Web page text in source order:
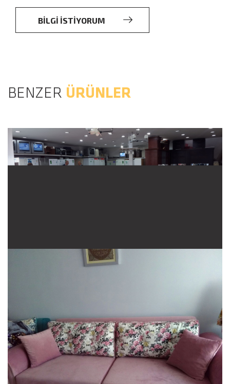
BİLGİ İSTİYORUM
BENZER ÜRÜNLER